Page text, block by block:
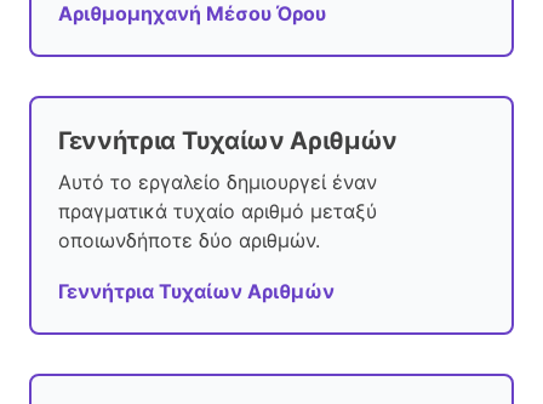
Αριθμομηχανή Μέσου Όρου
Γεννήτρια Τυχαίων Αριθμών
Αυτό το εργαλείο δημιουργεί έναν
πραγματικά τυχαίο αριθμό μεταξύ
οποιωνδήποτε δύο αριθμών.
Γεννήτρια Τυχαίων Αριθμών